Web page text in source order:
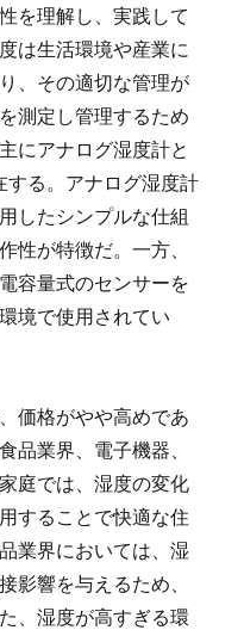
を理解し、実践して
は生活環境や産業に
、その適切な管理が
測定し管理するため
にアナログ湿度計と
する。アナログ湿度計
したシンプルな仕組
性が特徴だ。一方、
容量式のセンサーを
境で使用されてい
価格がやや高めであ
品業界、電子機器、
庭では、湿度の変化
することで快適な住
業界においては、湿
影響を与えるため、
、湿度が高すぎる環